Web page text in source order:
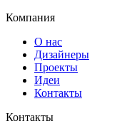
Компания
О нас
Дизайнеры
Проекты
Идеи
Контакты
Контакты